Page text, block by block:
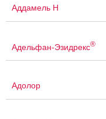
Аддамель Н
Адельфан-Эзидрекс®
Адолор